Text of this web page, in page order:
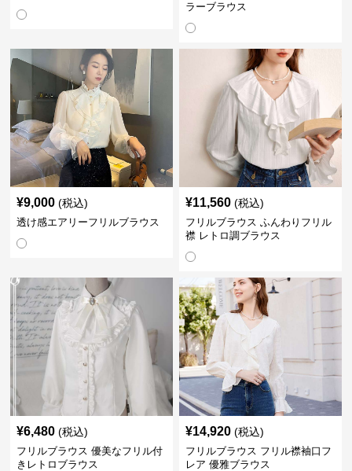
ラーブラウス
¥9,000 (税込)
透け感エアリーフリルブラウス
¥11,560 (税込)
フリルブラウス ふんわりフリル
襟 レトロ調ブラウス
¥6,480 (税込)
フリルブラウス 優美なフリル付
きレトロブラウス
¥14,920 (税込)
フリルブラウス フリル襟袖口フ
レア 優雅ブラウス